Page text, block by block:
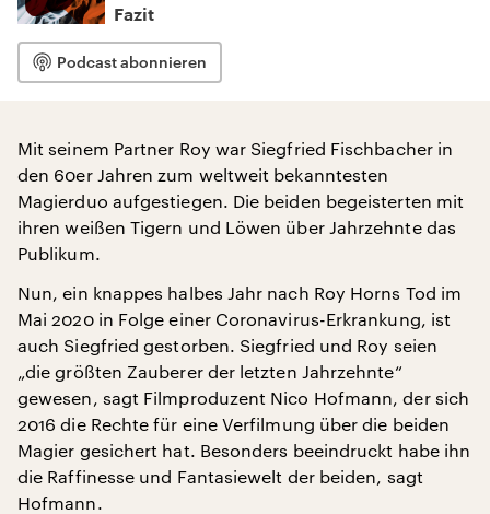
Fazit
Podcast abonnieren
Mit seinem Partner Roy war Siegfried Fischbacher in
den 60er Jahren zum weltweit bekanntesten
Magierduo aufgestiegen. Die beiden begeisterten mit
ihren weißen Tigern und Löwen über Jahrzehnte das
Publikum.
Nun, ein knappes halbes Jahr nach Roy Horns Tod im
Mai 2020 in Folge einer Coronavirus-Erkrankung, ist
auch Siegfried gestorben. Siegfried und Roy seien
„die größten Zauberer der letzten Jahrzehnte“
gewesen, sagt Filmproduzent Nico Hofmann, der sich
2016 die Rechte für eine Verfilmung über die beiden
Magier gesichert hat. Besonders beeindruckt habe ihn
die Raffinesse und Fantasiewelt der beiden, sagt
Hofmann.